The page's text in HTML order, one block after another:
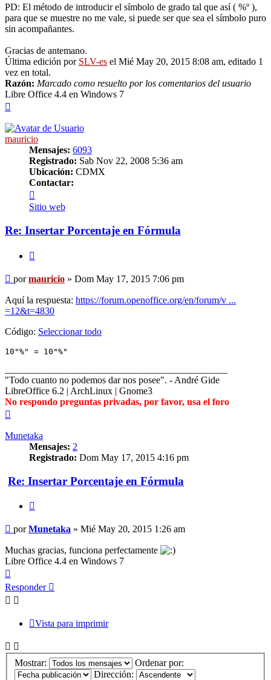
PD: El método de introducir el símbolo de grado tal que así ( %º ),
para que se muestre no me vale, si puede ser que sea el símbolo puro
sin acompañantes.
Gracias de antemano.
Última edición por SLV-es el Mié May 20, 2015 8:08 am, editado 1
vez en total.
Razón: Marcado como resuelto por los comentarios del usuario
Libre Office 4.4 en Windows 7
mauricio
Mensajes: 6093
Registrado: Sab Nov 22, 2008 5:36 am
Ubicación: CDMX
Contactar:
mauricio
Sitio web
Re: Insertar Porcentaje en Fórmula
Mensaje
pormauricio » Dom May 17, 2015 7:06 pm
Aquí la respuesta: https://forum.openoffice.org/en/forum/v ...
=12&t=4830
Código: Seleccionar todo
10"%" = 10"%"
"Todo cuanto no podemos dar nos posee". - André Gide
LibreOffice 6.2 | ArchLinux | Gnome3
No respondo preguntas privadas, por favor, usa el foro
Munetaka
Mensajes: 2
Registrado: Dom May 17, 2015 4:16 pm
Re: Insertar Porcentaje en Fórmula
Mensaje
porMunetaka » Mié May 20, 2015 1:26 am
Muchas gracias, funciona perfectamente
Libre Office 4.4 en Windows 7
Responder
Vista para imprimir
Mostrar:
Ordenar por:
Dirección: